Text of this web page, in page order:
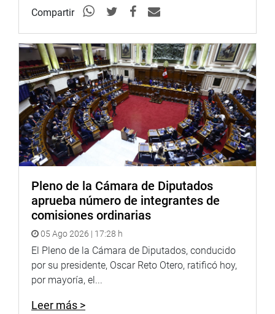
Lo mismo ocurre, dijo, con efectivos militares y policiales
que han quedado discapacitados a consecuencia de
enfrentamientos en defensa de la sociedad.
Otro tema, entre otros, que refirió es la falta del
cumplimiento del programa de reparación a muchos
grupos de víctimas de la violencia, como el caso de los
ronderos.
Informó que después de una visita a un centro
penitenciario en Lima, se pudo observar la falta de
medicamentos
Por su lado, Neyra Zegarra puso énfasis al señalar su
disposición de trabajar en conjunto con el Poder
Legislativo en temas de interés común que tienen que ver
con el bienestar de la población.
En respuesta a las inquietudes de los parlamentarios,
sostuvo que todos los problemas referidos vienen siendo
estudiados en el MINJUS para darle situación inmediata.
Indicó que no hay carencia de medicamentos y que se
Compartir
Pleno de la Cámara de Diputados
aprueba número de integrantes de
comisiones ordinarias
05 Ago 2026 | 17:28 h
El Pleno de la Cámara de Diputados, conducido
por su presidente, Oscar Reto Otero, ratificó hoy,
por mayoría, el...
Leer más >